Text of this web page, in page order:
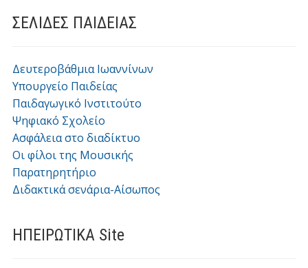
ΣΕΛΙΔΕΣ ΠΑΙΔΕΙΑΣ
Δευτεροβάθμια Ιωαννίνων
Υπουργείο Παιδείας
Παιδαγωγικό Ινστιτούτο
Ψηφιακό Σχολείο
Ασφάλεια στο διαδίκτυο
Οι φίλοι της Μουσικής
Παρατηρητήριο
Διδακτικά σενάρια-Αίσωπος
ΗΠΕΙΡΩΤΙΚΑ Site